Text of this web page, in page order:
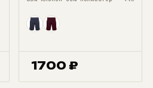
1700 ₽